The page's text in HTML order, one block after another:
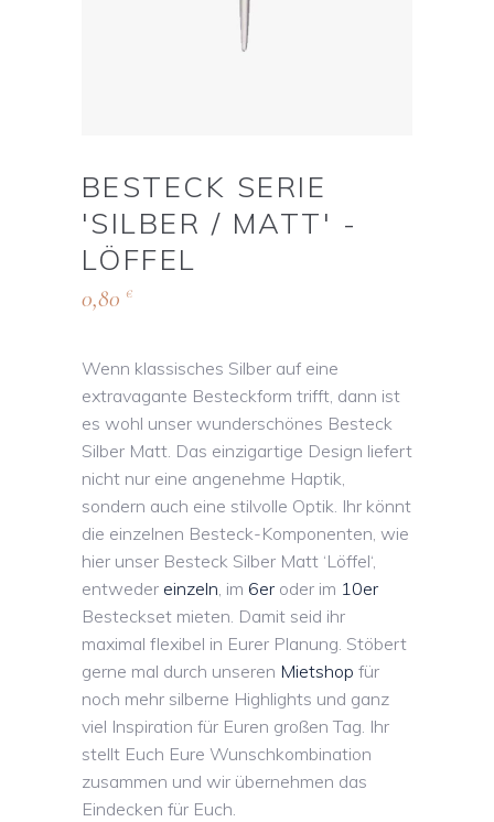
BESTECK SERIE
'SILBER / MATT' -
LÖFFEL
0,80 €
Wenn klassisches Silber auf eine
extravagante Besteckform trifft, dann ist
es wohl unser wunderschönes Besteck
Silber Matt. Das einzigartige Design liefert
nicht nur eine angenehme Haptik,
sondern auch eine stilvolle Optik. Ihr könnt
die einzelnen Besteck-Komponenten, wie
hier unser Besteck Silber Matt ‘Löffel‘,
entweder einzeln, im 6er oder im 10er
Besteckset mieten. Damit seid ihr
maximal flexibel in Eurer Planung. Stöbert
gerne mal durch unseren Mietshop für
noch mehr silberne Highlights und ganz
viel Inspiration für Euren großen Tag. Ihr
stellt Euch Eure Wunschkombination
zusammen und wir übernehmen das
Eindecken für Euch.